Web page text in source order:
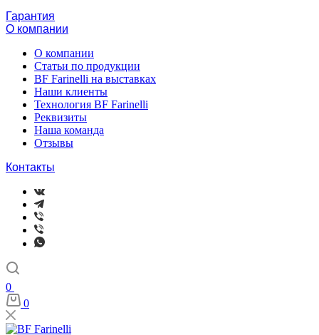
Гарантия
О компании
О компании
Статьи по продукции
BF Farinelli на выставках
Наши клиенты
Технология BF Farinelli
Реквизиты
Наша команда
Отзывы
Контакты
0
0